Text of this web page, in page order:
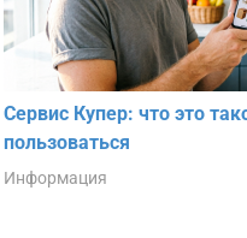
Сервис Купер: что это
пользоваться
Информация